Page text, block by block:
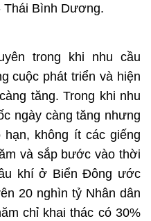
Thái Bình Dương.
trong khi nhu cầu
cuộc phát triển và hiện
tăng. Trong khi nhu
ngày càng tăng nhưng
không ít các giếng
và sắp bước vào thời
khí ở Biển Đông ước
20 nghìn tỷ Nhân dân
chỉ khai thác có 30%